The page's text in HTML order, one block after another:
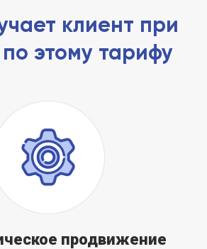
клиент при
этому тарифу
продвижение